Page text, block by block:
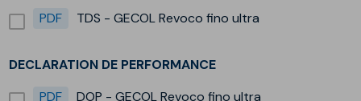
PDF
TDS - GECOL Revoco fino ultra
DECLARATION DE PERFORMANCE
PDF
DOP - GECOL Revoco fino ultra